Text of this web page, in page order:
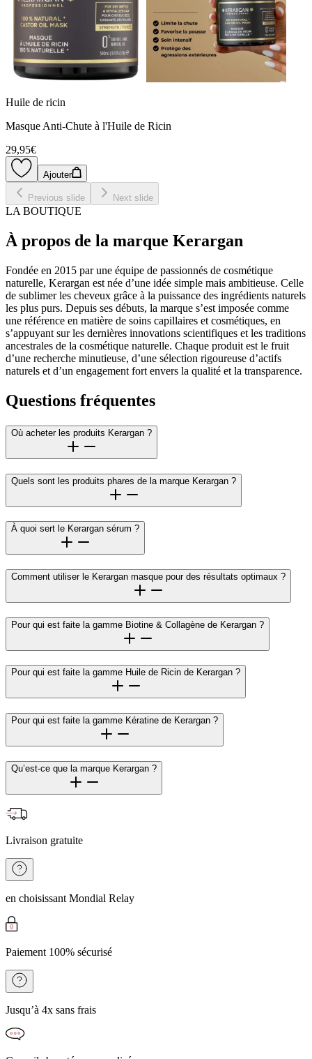
Huile de ricin
Masque Anti-Chute à l'Huile de Ricin
29,95€
Ajouter
Previous slide Next slide
LA BOUTIQUE
À propos de la marque Kerargan
Fondée en 2015 par une équipe de passionnés de cosmétique
naturelle, Kerargan est née d’une idée simple mais ambitieuse. Celle
de sublimer les cheveux grâce à la puissance des ingrédients naturels
les plus purs. Depuis ses débuts, la marque s’est imposée comme
une référence en matière de soins capillaires et cosmétiques, en
s’appuyant sur les dernières innovations scientifiques et les traditions
ancestrales de la cosmétique naturelle. Chaque produit est le fruit
d’une recherche minutieuse, d’une sélection rigoureuse d’actifs
naturels et d’un engagement fort envers la qualité et la transparence.
Questions fréquentes
Où acheter les produits Kerargan ?
Quels sont les produits phares de la marque Kerargan ?
À quoi sert le Kerargan sérum ?
Comment utiliser le Kerargan masque pour des résultats optimaux ?
Pour qui est faite la gamme Biotine & Collagène de Kerargan ?
Pour qui est faite la gamme Huile de Ricin de Kerargan ?
Pour qui est faite la gamme Kératine de Kerargan ?
Qu’est-ce que la marque Kerargan ?
Livraison gratuite
en choisissant Mondial Relay
Paiement 100% sécurisé
Jusqu’à 4x sans frais